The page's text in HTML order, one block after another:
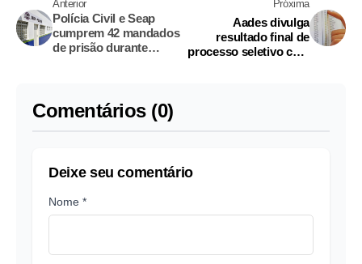
Anterior
Polícia Civil e Seap
cumprem 42 mandados
de prisão durante
Próxima
Aades divulga
resultado final de
processo seletivo com
Comentários (0)
Deixe seu comentário
Nome *